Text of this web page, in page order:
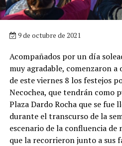
9 de octubre de 2021
Acompañados por un día
muy agradable, comenzaron
de este viernes 8 los festejos
Necochea, que tendrán como
Plaza Dardo Rocha que se fue
durante el transcurso de la
escenario de la confluencia de
que la recorrieron junto a sus